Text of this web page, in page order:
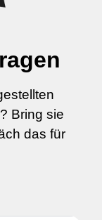
Bring sie
das für